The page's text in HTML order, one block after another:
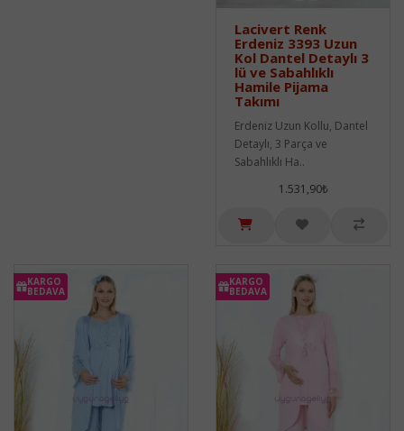
Lacivert Renk
Erdeniz 3393 Uzun
Kol Dantel Detaylı 3
lü ve Sabahlıklı
Hamile Pijama
Takımı
Erdeniz Uzun Kollu, Dantel
Detaylı, 3 Parça ve
Sabahlıklı Ha..
1.531,90₺
KARGO
BEDAVA
KARGO
BEDAVA